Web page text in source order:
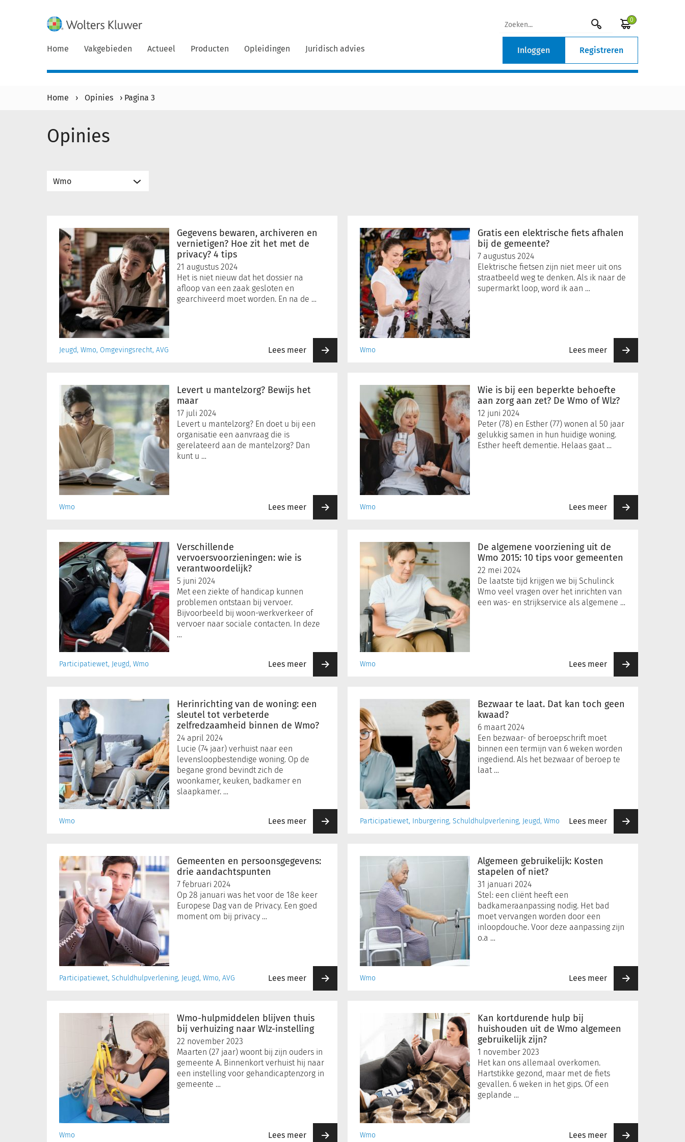
0
Home Vakgebieden Actueel Producten Opleidingen Juridisch advies Inloggen Registreren
Home › Opinies › Pagina 3
Opinies
Gegevens bewaren, archiveren en
vernietigen? Hoe zit het met de
privacy? 4 tips
21 augustus 2024
Het is niet nieuw dat het dossier na
afloop van een zaak gesloten en
gearchiveerd moet worden. En na de …
Jeugd, Wmo, Omgevingsrecht, AVG Lees meer
bewaren,
archiveren
vernietigen?
Hoe
het
met
privacy?
tips
Gratis een elektrische fiets afhalen
bij de gemeente?
7 augustus 2024
Elektrische fietsen zijn niet meer uit ons
straatbeeld weg te denken. Als ik naar de
supermarkt loop, word ik aan …
Wmo Lees meer
een
elektrische
fiets
afhalen
gemeente?
Levert u mantelzorg? Bewijs het
maar
17 juli 2024
Levert u mantelzorg? En doet u bij een
organisatie een aanvraag die is
gerelateerd aan de mantelzorg? Dan
kunt u …
Wmo Lees meer
mantelzorg?
Bewijs
het
maar
Wie is bij een beperkte behoefte
aan zorg aan zet? De Wmo of Wlz?
12 juni 2024
Peter (78) en Esther (77) wonen al 50 jaar
gelukkig samen in hun huidige woning.
Esther heeft dementie. Helaas gaat …
Wmo Lees meer
een
beperkte
behoefte
zet?
Verschillende
vervoersvoorzieningen: wie is
verantwoordelijk?
5 juni 2024
Met een ziekte of handicap kunnen
problemen ontstaan bij vervoer.
Bijvoorbeeld bij woon-werkverkeer of
vervoer naar sociale contacten. In deze
…
Participatiewet, Jeugd, Wmo Lees meer
vervoersvoorzieningen:
wie
verantwoordelijk?
De algemene voorziening uit de
Wmo 2015: 10 tips voor gemeenten
22 mei 2024
De laatste tijd krijgen we bij Schulinck
Wmo veel vragen over het inrichten van
een was- en strijkservice als algemene …
Wmo Lees meer
algemene
voorziening
Wmo
voor
gemeenten
Herinrichting van de woning: een
sleutel tot verbeterde
zelfredzaamheid binnen de Wmo?
24 april 2024
Lucie (74 jaar) verhuist naar een
levensloopbestendige woning. Op de
begane grond bevindt zich de
woonkamer, keuken, badkamer en
slaapkamer. …
Wmo Lees meer
woning:
een
sleutel
verbeterde
zelfredzaamheid
binnen
Bezwaar te laat. Dat kan toch geen
kwaad?
6 maart 2024
Een bezwaar- of beroepschrift moet
binnen een termijn van 6 weken worden
ingediend. Als het bezwaar of beroep te
laat …
Participatiewet, Inburgering, Schuldhulpverlening, Jeugd, Wmo Lees meer
laat.
Dat
kan
toch
geen
kwaad?
Gemeenten en persoonsgegevens:
drie aandachtspunten
7 februari 2024
Op 28 januari was het voor de 18e keer
Europese Dag van de Privacy. Een goed
moment om bij privacy …
Participatiewet, Schuldhulpverlening, Jeugd, Wmo, AVG Lees meer
persoonsgegevens:
aandachtspunten
Algemeen gebruikelijk: Kosten
stapelen of niet?
31 januari 2024
Stel: een cliënt heeft een
badkameraanpassing nodig. Het bad
moet vervangen worden door een
inloopdouche. Voor deze aanpassing zijn
o.a …
Wmo Lees meer
gebruikelijk:
niet?
Wmo-hulpmiddelen blijven thuis
bij verhuizing naar Wlz-instelling
22 november 2023
Maarten (27 jaar) woont bij zijn ouders in
gemeente A. Binnenkort verhuist hij naar
een instelling voor gehandicaptenzorg in
gemeente …
Wmo Lees meer
instelling
Kan kortdurende hulp bij
huishouden uit de Wmo algemeen
gebruikelijk zijn?
1 november 2023
Het kan ons allemaal overkomen.
Hartstikke gezond, maar met de fiets
gevallen. 6 weken in het gips. Of een
geplande …
Wmo Lees meer
huishouden
algemeen
gebruikelijk
zijn?